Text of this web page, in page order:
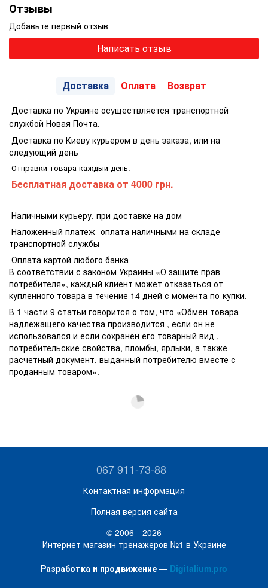
Отзывы
Добавьте первый отзыв
Написать отзыв
Доставка Оплата Возврат
Доставка по Украине осуществляется транспортной
службой Новая Почта.
Доставка по Киеву курьером в день заказа, или на
следующий день
Отправки товара каждый день.
Бесплатная доставка от 4000 грн.
Наличными курьеру, при доставке на дом
Наложенный платеж- оплата наличными на складе
транспортной службы
Оплата картой любого банка
В соответствии с законом Украины «О защите прав
потребителя», каждый клиент может отказаться от
купленного товара в течение 14 дней с момента по-купки.
В 1 части 9 статьи говорится о том, что «Обмен товара
надлежащего качества производится , если он не
использовался и если сохранен его товарный вид ,
потребительские свойства, пломбы, ярлыки, а также
расчетный документ, выданный потребителю вместе с
проданным товаром».
067 911-73-88
Контактная информация
Полная версия сайта
© 2006—2026
Интернет магазин тренажеров №1 в Украине
Разработка и продвижение — Digitalium.pro